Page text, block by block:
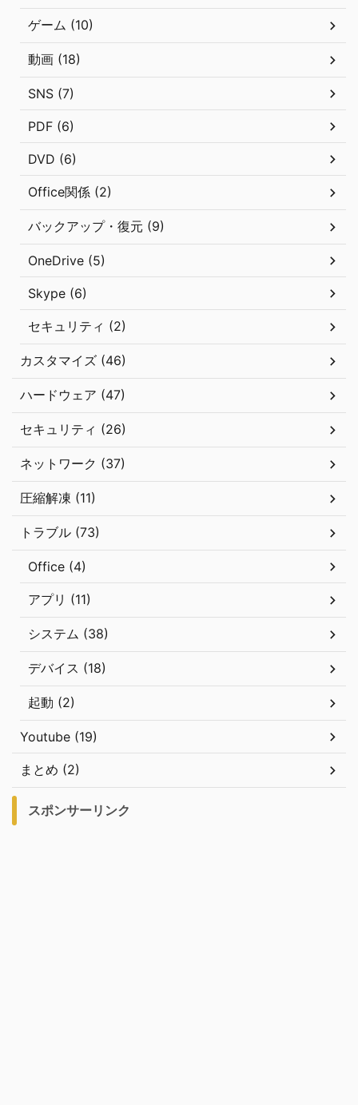
ゲーム (10)
動画 (18)
SNS (7)
PDF (6)
DVD (6)
Office関係 (2)
バックアップ・復元 (9)
OneDrive (5)
Skype (6)
セキュリティ (2)
カスタマイズ (46)
ハードウェア (47)
セキュリティ (26)
ネットワーク (37)
圧縮解凍 (11)
トラブル (73)
Office (4)
アプリ (11)
システム (38)
デバイス (18)
起動 (2)
Youtube (19)
まとめ (2)
スポンサーリンク